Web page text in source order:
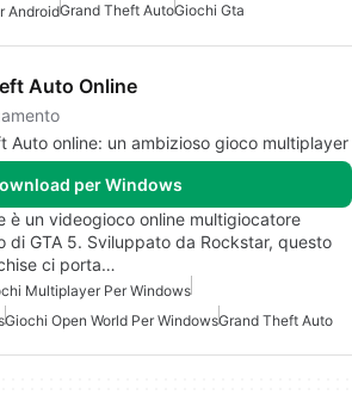
AndroidGrand Theft AutoGiochi Gta
Auto Online
Auto online: un ambizioso gioco multiplayer
per Windows
è un videogioco online multigiocatore
di GTA 5. Sviluppato da Rockstar, questo
ci porta…
Multiplayer Per Windows
Giochi Open World Per WindowsGrand Theft Auto